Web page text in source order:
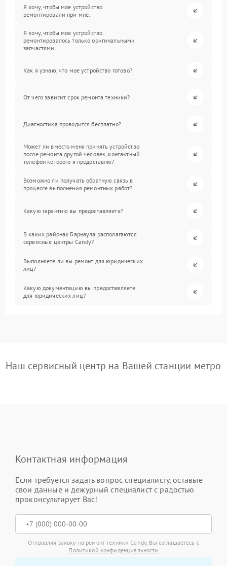
Я хочу, чтобы мое устройство
ремонтировали при мне.
Я хочу, чтобы мое устройство
ремонтировалось только оригинальными
запчастями.
Как я узнаю, что мое устройство готово?
От чего зависит срок ремонта техники?
Диагностика проводится бесплатно?
Может ли вместо меня принять устройство
после ремонта другой человек, контактный
телефон которого я предоставлю?
Возможно ли получать обратную связь в
процессе выполнения ремонтных работ?
Какую гарантию вы предоставляете?
В каких районах Барнаула располагаются
сервисные центры Candy?
Выполняете ли вы ремонт для юридических
лиц?
Какую документацию вы предоставляете
для юридических лиц?
Наш сервисный центр на Вашей станции метро
Контактная информация
Если требуется задать вопрос специалисту, оставьте
свои данные и дежурный специалист с радостью
проконсультирует Вас!
Отправляя заявку на ремонт техники Candy, Вы соглашаетесь с
Политикой конфиденциальности